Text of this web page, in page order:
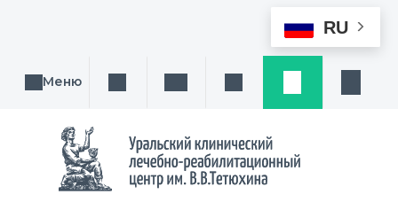
RU
Меню Поиск услуги, направления или врача
Написать намЗаказ звонка